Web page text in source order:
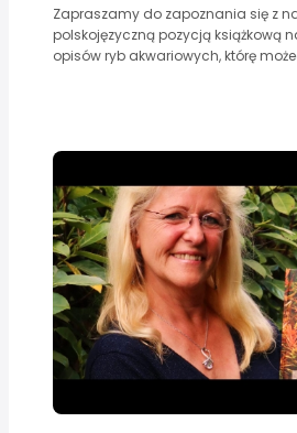
Zapraszamy do zapoznania się z
polskojęzyczną pozycją książkową
opisów ryb akwariowych, którę